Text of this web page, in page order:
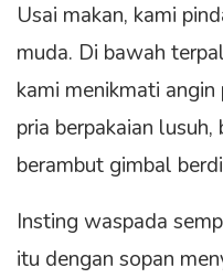
Usai makan, kami
muda. Di bawah
kami menikmati
pria berpakaian
berambut gimbal
Insting waspada
itu dengan sopan